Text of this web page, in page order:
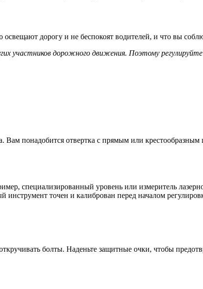
дорогу и не беспокоят водителей, и что вы
участников дорожного движения. Поэтому
понадобится отвертка с прямым или крестообразным
специализированный уровень или измеритель
точен и калиброван перед началом
болты. Наденьте защитные очки, чтобы